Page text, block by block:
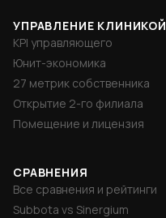
УПРАВЛЕНИЕ КЛИНИКОЙ
KPI управляющего
Юнит-экономика
27 метрик собственника
Открытие 2-го филиала
Помещение и лицензия
СРАВНЕНИЯ
Все сравнения и рейтинги
Subbota vs Sinergium